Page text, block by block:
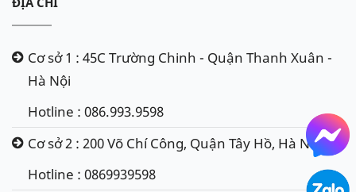
Cơ sở 1 : 45C Trường Chinh - Quận Thanh Xuân -
Hà Nội
Hotline : 086.993.9598
Cơ sở 2 : 200 Võ Chí Công, Quận Tây Hồ, Hà Nội
Hotline : 0869939598